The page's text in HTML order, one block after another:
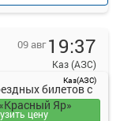
09 авг 19:37
Каз (АЗС)
Каз(АЗС)
цену
билетов с
Яр»